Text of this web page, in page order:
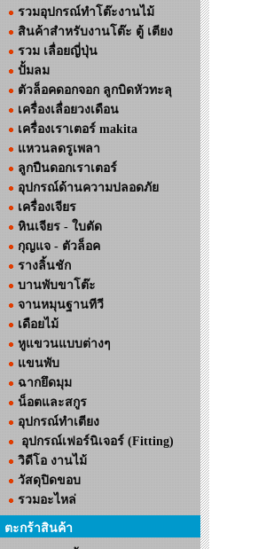
รวมอุปกรณ์ทำโต๊ะงานไม้
สินค้าสำหรับงานโต๊ะ ตู้ เตียง
รวม เลื่อยญี่ปุ่น
ปั้มลม
ตัวล็อคดอกจอก ลูกบิดหัวทะลุ
เครื่องเลื่อยวงเดือน
เครื่องเราเตอร์ makita
แหวนลดรูเพลา
ลูกปืนดอกเราเตอร์
อุปกรณ์ด้านความปลอดภัย
เครื่องเจียร
หินเจียร - ใบตัด
กุญแจ - ตัวล็อค
รางลิ้นชัก
บานพับขาโต๊ะ
จานหมุนฐานทีวี
เดือยไม้
หูแขวนแบบต่างๆ
แขนพับ
ฉากยึดมุม
น็อตและสกูร
อุปกรณ์ทำเตียง
อุปกรณ์เฟอร์นิเจอร์ (Fitting)
วิดีโอ งานไม้
วัสดุปิดขอบ
รวมอะไหล่
ตะกร้าสินค้า